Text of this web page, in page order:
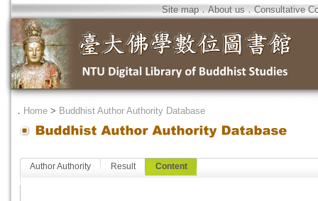
Site map．About us．Consultative
． Home > Buddhist Author Authority Database
Author Authority Result Content